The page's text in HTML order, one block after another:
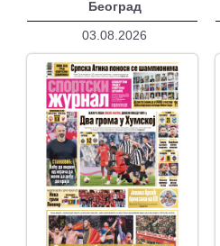
Београд
03.08.2026